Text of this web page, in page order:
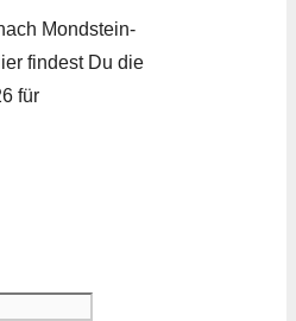
Mondstein­
findest Du die
für